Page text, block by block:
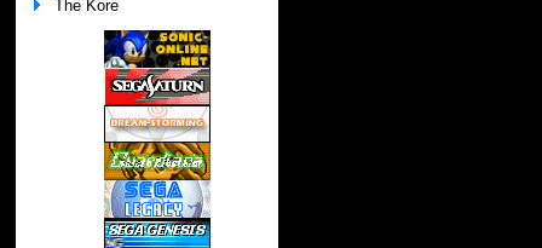
The Kore